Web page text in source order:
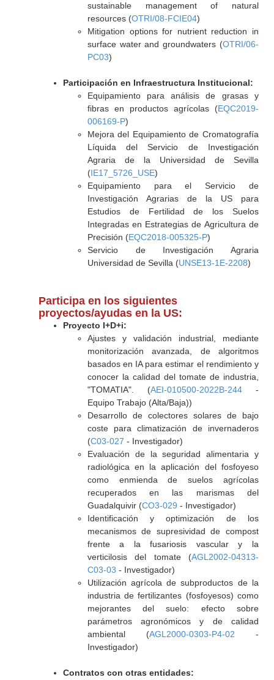
sustainable management of natural
resources (OTRI/08-FCIE04)
Mitigation options for nutrient reduction in
surface water and groundwaters (OTRI/06-
PC03)
Participación en Infraestructura Institucional:
Equipamiento para análisis de grasas y
fibras en productos agrícolas (EQC2019-
006169-P)
Mejora del Equipamiento de Cromatografía
Líquida del Servicio de Investigación
Agraria de la Universidad de Sevilla
(IE17_5726_USE)
Equipamiento para el Servicio de
Investigación Agrarias de la US para
Estudios de Fertilidad de los Suelos
Integradas en Estrategias de Agricultura de
Precisión (EQC2018-005325-P)
Servicio de Investigación Agraria
Universidad de Sevilla (UNSE13-1E-2208)
Participa en los siguientes
proyectos/ayudas en la US:
Proyecto I+D+i:
Ajustes y validación industrial, mediante
monitorización avanzada, de algoritmos
basados en IA para estimar el rendimiento y
conocer la calidad del tomate de industria,
"TOMATIA". (AEI-010500-2022B-244-
Equipo Trabajo (Alta/Baja))
Desarrollo de colectores solares de bajo
coste para climatización de invernaderos
(C03-027 - Investigador)
Evaluación de la seguridad alimentaria y
radiológica en la aplicación del fosfoyeso
como enmienda de suelos agrícolas
recuperados en las marismas del
Guadalquivir (CO3-029 - Investigador)
Identificación y optimización de los
mecanismos de supresividad de compost
frente a la fusariosis vascular y la
verticilosis del tomate (AGL2002-04313-
C03-03 - Investigador)
Utilización agrícola de subproductos de la
industria de fertilizantes (fosfoyesos) como
mejorantes del suelo: efecto sobre
parámetros agronómicos y de calidad
ambiental (AGL2000-0303-P4-02 -
Investigador)
Contratos con otras entidades: